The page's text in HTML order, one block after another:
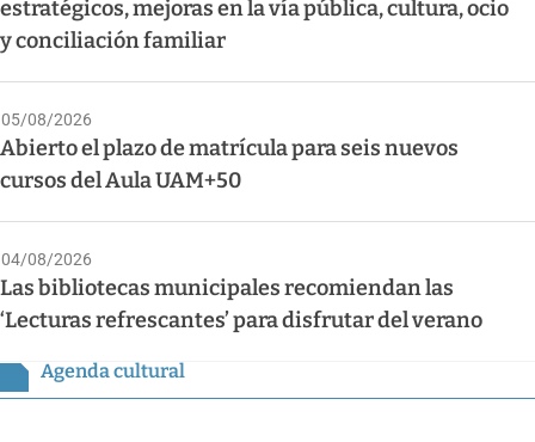
estratégicos, mejoras en la vía pública, cultura, ocio
y conciliación familiar
05/08/2026
Abierto el plazo de matrícula para seis nuevos
cursos del Aula UAM+50
04/08/2026
Las bibliotecas municipales recomiendan las
‘Lecturas refrescantes’ para disfrutar del verano
Agenda cultural